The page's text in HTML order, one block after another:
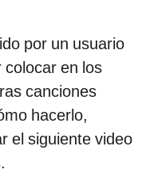
por un usuario
colocar en los
canciones
hacerlo,
el siguiente video